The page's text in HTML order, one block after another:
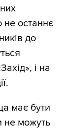
не останнє
до
і на
має бути
не можуть